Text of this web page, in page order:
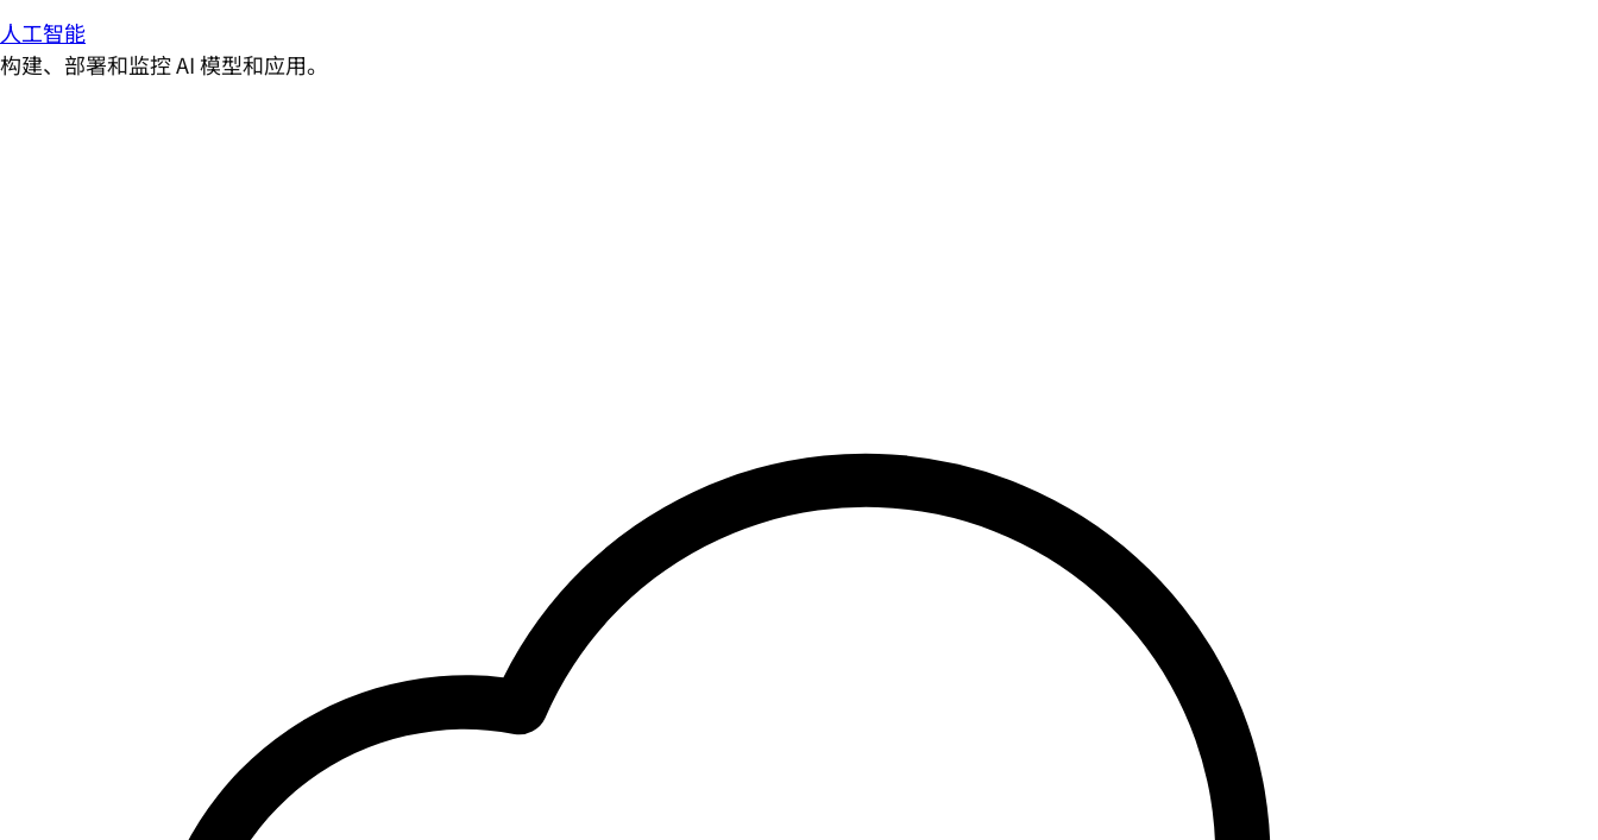
人工智能
构建、部署和监控 AI 模型和应用。